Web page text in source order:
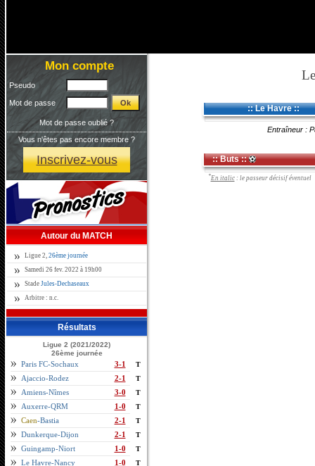
Mon compte
Pseudo
Mot de passe
Mot de passe oublié ?
Vous n'êtes pas encore membre ?
Inscrivez-vous
Autour du MATCH
Ligue 2, 26ème journée
Samedi 26 fev. 2022 à 19h00
Stade Jules-Dechaseaux
Arbitre : n.c.
Résultats
Ligue 2 (2021/2022)
26ème journée
Paris FC-Sochaux 3-1 T
Ajaccio-Rodez 2-1 T
Amiens-Nîmes 3-0 T
Auxerre-QRM 1-0 T
Caen-Bastia 2-1 T
Dunkerque-Dijon 2-1 T
Guingamp-Niort 1-0 T
Le Havre-Nancy 1-0 T
:: Le Havre ::
Entraîneur :
:: Buts ::
*En italic: le passeur décisif éventuel